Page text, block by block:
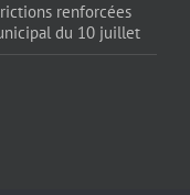
renforcées
du 10 juillet